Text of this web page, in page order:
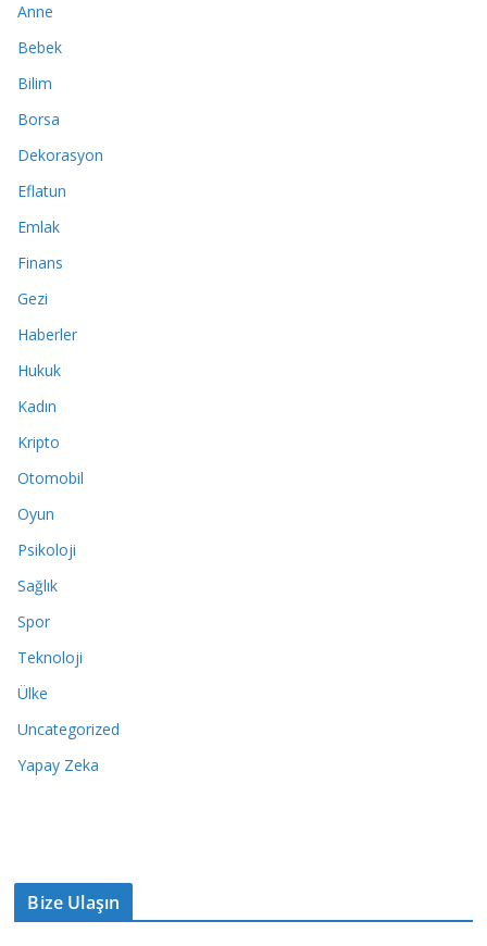
Anne
Bebek
Bilim
Borsa
Dekorasyon
Eflatun
Emlak
Finans
Gezi
Haberler
Hukuk
Kadın
Kripto
Otomobil
Oyun
Psikoloji
Sağlık
Spor
Teknoloji
Ülke
Uncategorized
Yapay Zeka
Bize Ulaşın